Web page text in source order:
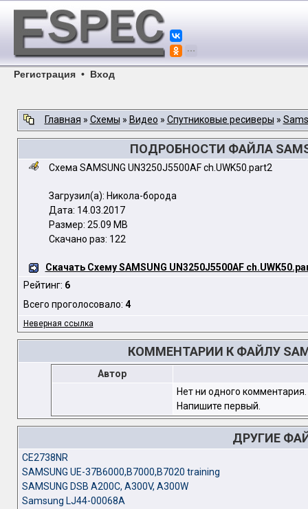
Регистрация • Вход
Главная » Схемы » Видео » Спутниковые ресиверы »
ПОДРОБНОСТИ ФАЙЛА
Схема SAMSUNG UN3250J5500AF ch.UWK50.part2
Загрузил(а): Никола-борода
Дата: 14.03.2017
Размер: 25.09 MB
Скачано раз: 122
Скачать Схему SAMSUNG UN3250J5500AF
Рейтинг: 6
Всего проголосовало: 4
Неверная ссылка
КОММЕНТАРИИ К ФАЙЛУ
Автор
Нет ни одного комментария.
Напишите первый.
ДРУГИЕ
CE2738NR
SAMSUNG UE-37B6000,B7000,B7020 training
SAMSUNG DSB A200C, A300V, A300W
Samsung LJ44-00068A